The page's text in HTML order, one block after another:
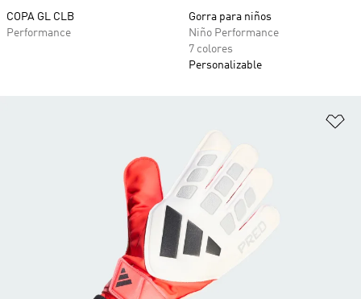
COPA GL CLB
Performance
Gorra para niños
Niño Performance
7 colores
Personalizable